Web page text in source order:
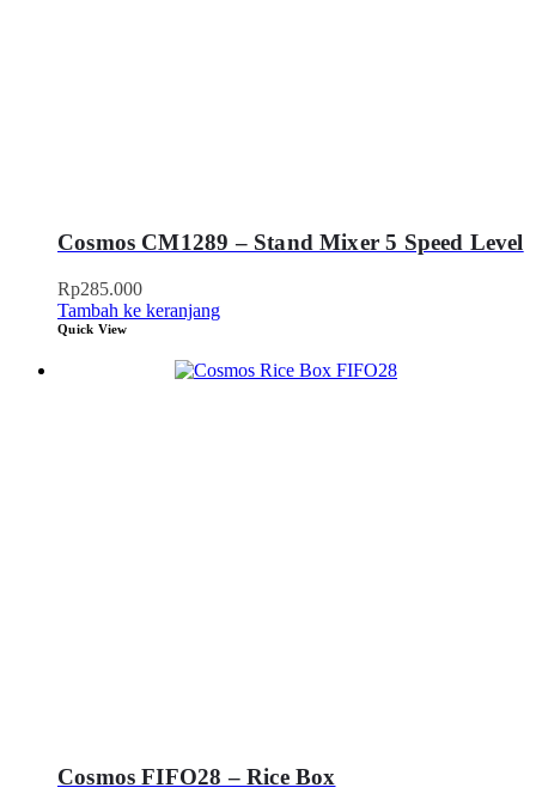
Cosmos CM1289 – Stand Mixer 5 Speed Level
Rp285.000
Tambah ke keranjang
Quick View
Cosmos FIFO28 – Rice Box